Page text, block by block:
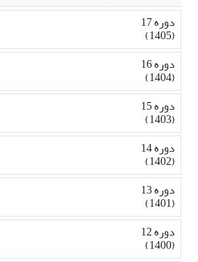
دوره 17
(1405)
دوره 16
(1404)
دوره 15
(1403)
دوره 14
(1402)
دوره 13
(1401)
دوره 12
(1400)